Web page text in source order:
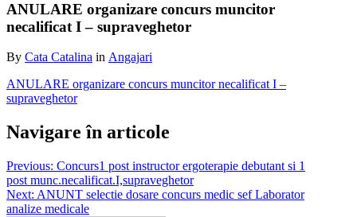
ANULARE organizare concurs muncitor
necalificat I – supraveghetor
By Cata Catalina in Angajari
ANULARE organizare concurs muncitor necalificat I –
supraveghetor
Navigare în articole
Previous: Concurs1 post instructor ergoterapie debutant si 1
post munc.necalificat.I,supraveghetor
Next: ANUNT selectie dosare concurs medic sef Laborator
analize medicale